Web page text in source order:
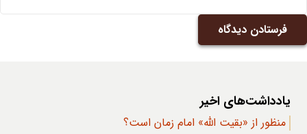
فرستادن دیدگاه
یادداشت‌های اخیر
منظور از «بقیت الله» امام زمان است؟